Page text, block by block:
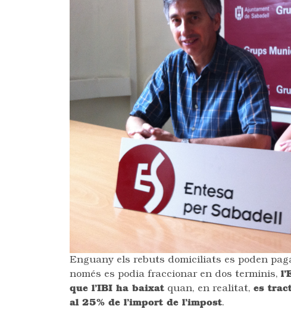
Enguany els rebuts domiciliats es poden
només es podia fraccionar en dos terminis,
que l’IBI ha baixat quan, en realitat, es
al 25% de l’import de l’impost.